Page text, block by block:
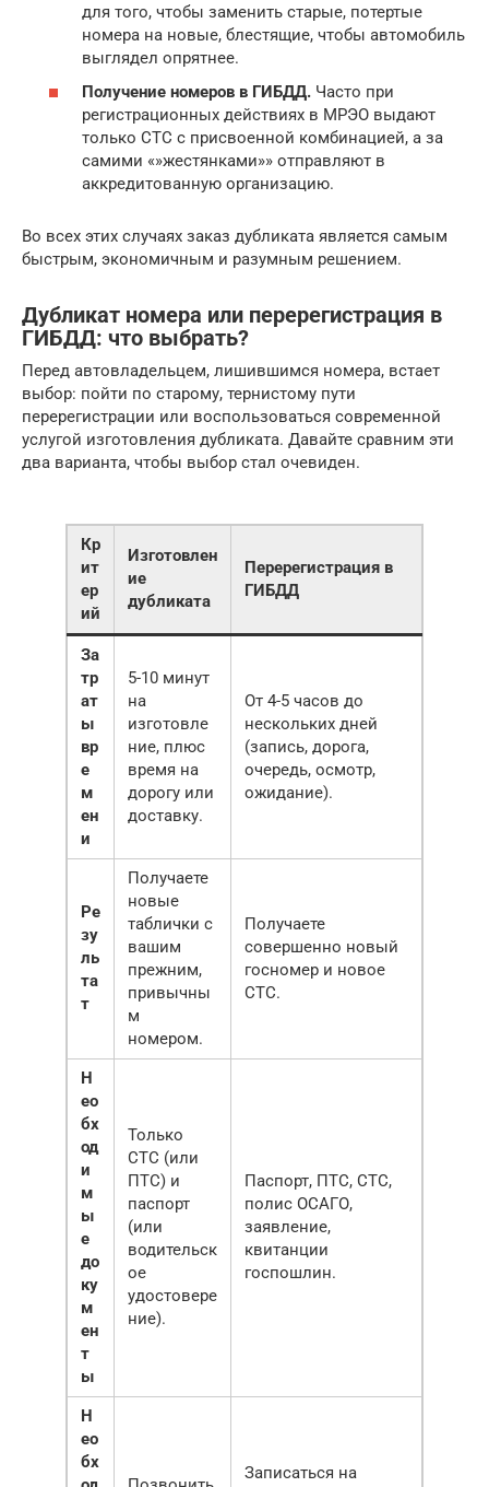
для того, чтобы заменить старые, потертые
номера на новые, блестящие, чтобы автомобиль
выглядел опрятнее.
Получение номеров в ГИБДД. Часто при
регистрационных действиях в МРЭО выдают
только СТС с присвоенной комбинацией, а за
самими «»жестянками»» отправляют в
аккредитованную организацию.
Во всех этих случаях заказ дубликата является самым
быстрым, экономичным и разумным решением.
Дубликат номера или перерегистрация в
ГИБДД: что выбрать?
Перед автовладельцем, лишившимся номера, встает
выбор: пойти по старому, тернистому пути
перерегистрации или воспользоваться современной
услугой изготовления дубликата. Давайте сравним эти
два варианта, чтобы выбор стал очевиден.
Кр
ит
ер
ий
Изготовлен
ие
дубликата
Перерегистрация в
ГИБДД
За
тр
ат
ы
вр
е
м
ен
и
5-10 минут
на
изготовле
ние, плюс
время на
дорогу или
доставку.
От 4-5 часов до
нескольких дней
(запись, дорога,
очередь, осмотр,
ожидание).
Ре
зу
ль
та
т
Получаете
новые
таблички с
вашим
прежним,
привычны
м
номером.
Получаете
совершенно новый
госномер и новое
СТС.
Н
ео
бх
од
и
м
ы
е
до
ку
м
ен
т
ы
Только
СТС (или
ПТС) и
паспорт
(или
водительск
ое
удостовере
ние).
Паспорт, ПТС, СТС,
полис ОСАГО,
заявление,
квитанции
госпошлин.
Н
ео
бх
Записаться на